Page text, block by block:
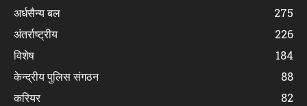
अर्धसैन्य बल
275
अंतर्राष्ट्रीय
226
विशेष
184
केन्द्रीय पुलिस संगठन
88
करियर
82